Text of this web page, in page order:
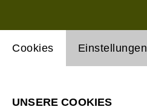
Einstellung Website Cookie
Cookies Einstellungen
UNSERE COOKIES